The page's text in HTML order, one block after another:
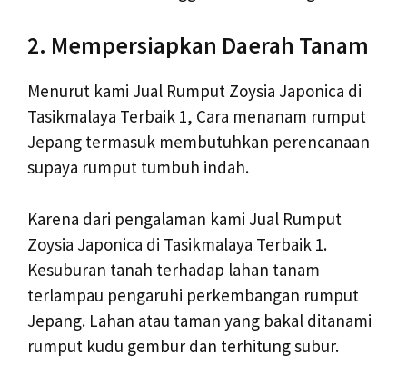
2. Mempersiapkan Daerah Tanam
Menurut kami Jual Rumput Zoysia Japonica di
Tasikmalaya Terbaik 1, Cara menanam rumput
Jepang termasuk membutuhkan perencanaan
supaya rumput tumbuh indah.
Karena dari pengalaman kami Jual Rumput
Zoysia Japonica di Tasikmalaya Terbaik 1.
Kesuburan tanah terhadap lahan tanam
terlampau pengaruhi perkembangan rumput
Jepang. Lahan atau taman yang bakal ditanami
rumput kudu gembur dan terhitung subur.